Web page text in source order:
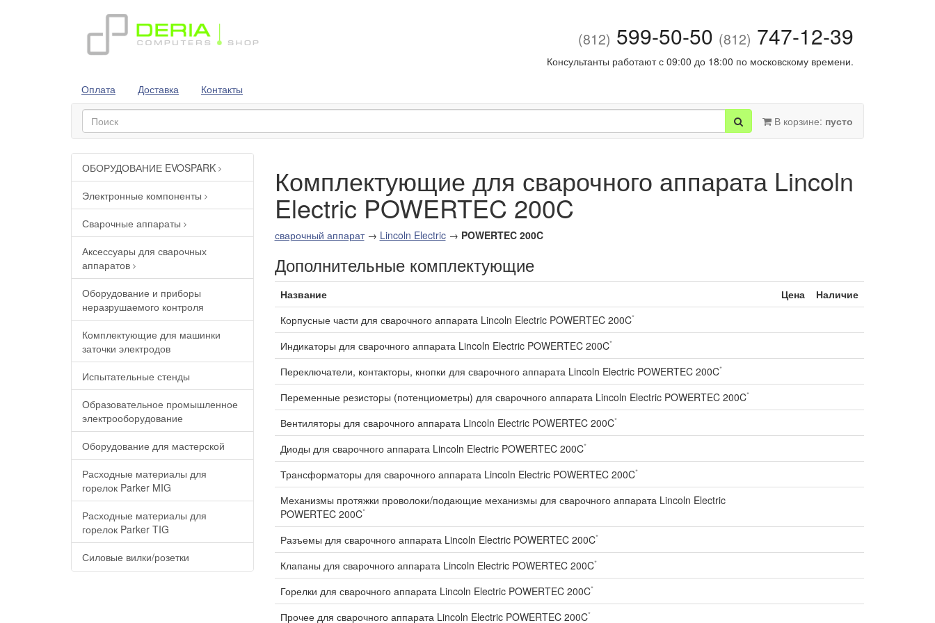
(812) 599-50-50 (812) 747-12-39
Консультанты работают с 09:00 до 18:00 по московскому времени.
Оплата
Доставка Контакты
В корзине: пусто
ОБОРУДОВАНИЕ EVOSPARK
Электронные компоненты
Сварочные аппараты
Аксессуары для сварочных
аппаратов
Оборудование и приборы
неразрушаемого контроля
Комплектующие для машинки
заточки электродов
Испытательные стенды
Образовательное промышленное
электрооборудование
Оборудование для мастерской
Расходные материалы для
горелок Parker MIG
Расходные материалы для
горелок Parker TIG
Силовые вилки/розетки
Комплектующие для сварочного аппарата Lincoln
Electric POWERTEC 200C
сварочный аппарат→ Lincoln Electric→ POWERTEC 200C
Дополнительные комплектующие
Название Цена
Наличие
Корпусные части для сварочного аппарата Lincoln Electric POWERTEC 200C*
Индикаторы для сварочного аппарата Lincoln Electric POWERTEC 200C*
Переключатели, контакторы, кнопки для сварочного аппарата Lincoln Electric POWERTEC 200C*
Переменные резисторы (потенциометры) для сварочного аппарата Lincoln Electric POWERTEC 200C*
Вентиляторы для сварочного аппарата Lincoln Electric POWERTEC 200C*
Диоды для сварочного аппарата Lincoln Electric POWERTEC 200C*
Трансформаторы для сварочного аппарата Lincoln Electric POWERTEC 200C*
Механизмы протяжки проволоки/подающие механизмы для сварочного аппарата Lincoln Electric
POWERTEC 200C*
Разъемы для сварочного аппарата Lincoln Electric POWERTEC 200C*
Клапаны для сварочного аппарата Lincoln Electric POWERTEC 200C*
Горелки для сварочного аппарата Lincoln Electric POWERTEC 200C*
Прочее для сварочного аппарата Lincoln Electric POWERTEC 200C*